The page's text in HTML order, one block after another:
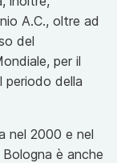
A.C., oltre ad
del
per il
periodo della
nel 2000 e nel
Bologna è anche